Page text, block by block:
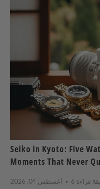
Seiko in Kyoto: Five
Moments That Never
أغسطس 04, 2026 قراءة